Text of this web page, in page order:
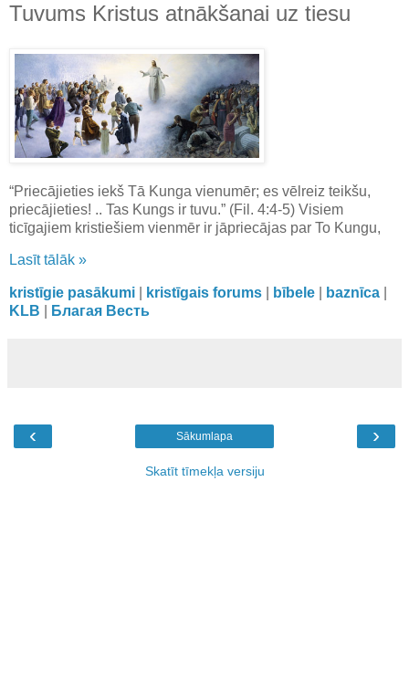
Tuvums Kristus atnākšanai uz tiesu
“Priecājieties iekš Tā Kunga vienumēr; es vēlreiz teikšu,
priecājieties! .. Tas Kungs ir tuvu.” (Fil. 4:4-5) Visiem
ticīgajiem kristiešiem vienmēr ir jāpriecājas par To Kungu,
Lasīt tālāk »
kristīgie pasākumi kristīgais forums bībele baznīca
KLB
Благая Весть
‹ ›
Sākumlapa
Skatīt tīmekļa versiju